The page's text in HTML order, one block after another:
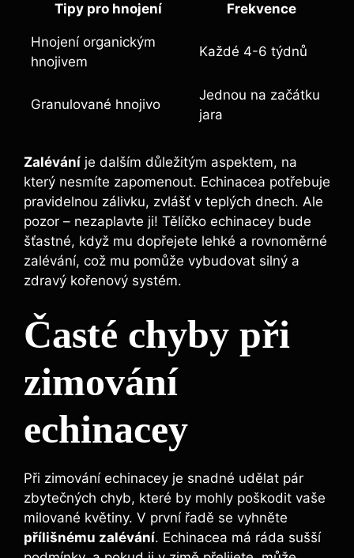
Tipy pro hnojení Frekvence
Hnojení organickým⁤
hnojivem
Každé ‍4-6 týdnů
Granulované hnojivo
Jednou ⁣na začátku
jara
Zalévání ‍je⁣ dalším důležitým‌ aspektem, na
který nesmíte zapomenout. Echinacea​ potřebuje
pravidelnou⁣ zálivku, zvlášť v teplých dnech. Ale
pozor – nezaplavte ji! Tělíčko echinacey bude⁤
šťastné,⁣ když mu dopřejete⁣ lehké a ⁤rovnoměrné​
zalévání, což mu pomůže ​vybudovat ​silný ‌a
zdravý ⁤kořenový systém.
Časté chyby při
zimování
echinacey
Při zimování⁣ echinacey je snadné udělat pár
‍zbytečných chyb, ​které by mohly poškodit ⁣vaše
milované květiny. V první řadě se vyhněte
přílišnému zalévání.‌ Echinacea má ráda ​sušší